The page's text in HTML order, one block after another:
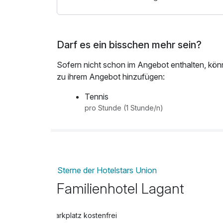
Rückentragen, geländegängige
Hotelrestaurant mit Marché Bereich und Live-
600 m2 fam Indoor-Aktivbereich mit der
Kreativ Spielzimmer, fam Freispiel Bereich
Tennisplätze und Tennishalle (gegen Gebühr)
Darf es ein bisschen mehr sein?
Sofern nicht schon im Angebot enthalten,
zu ihrem Angebot hinzufügen:
Tennis
pro Stunde (1 Stunde/n)
Sterne der Hotelstars Union
Familienhotel Lagant
Parkplatz kostenfrei